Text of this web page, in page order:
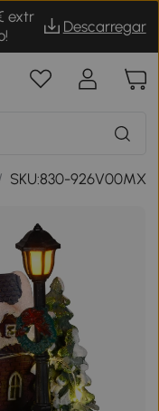
extr
Descarregar
SKU:830-926V00MX